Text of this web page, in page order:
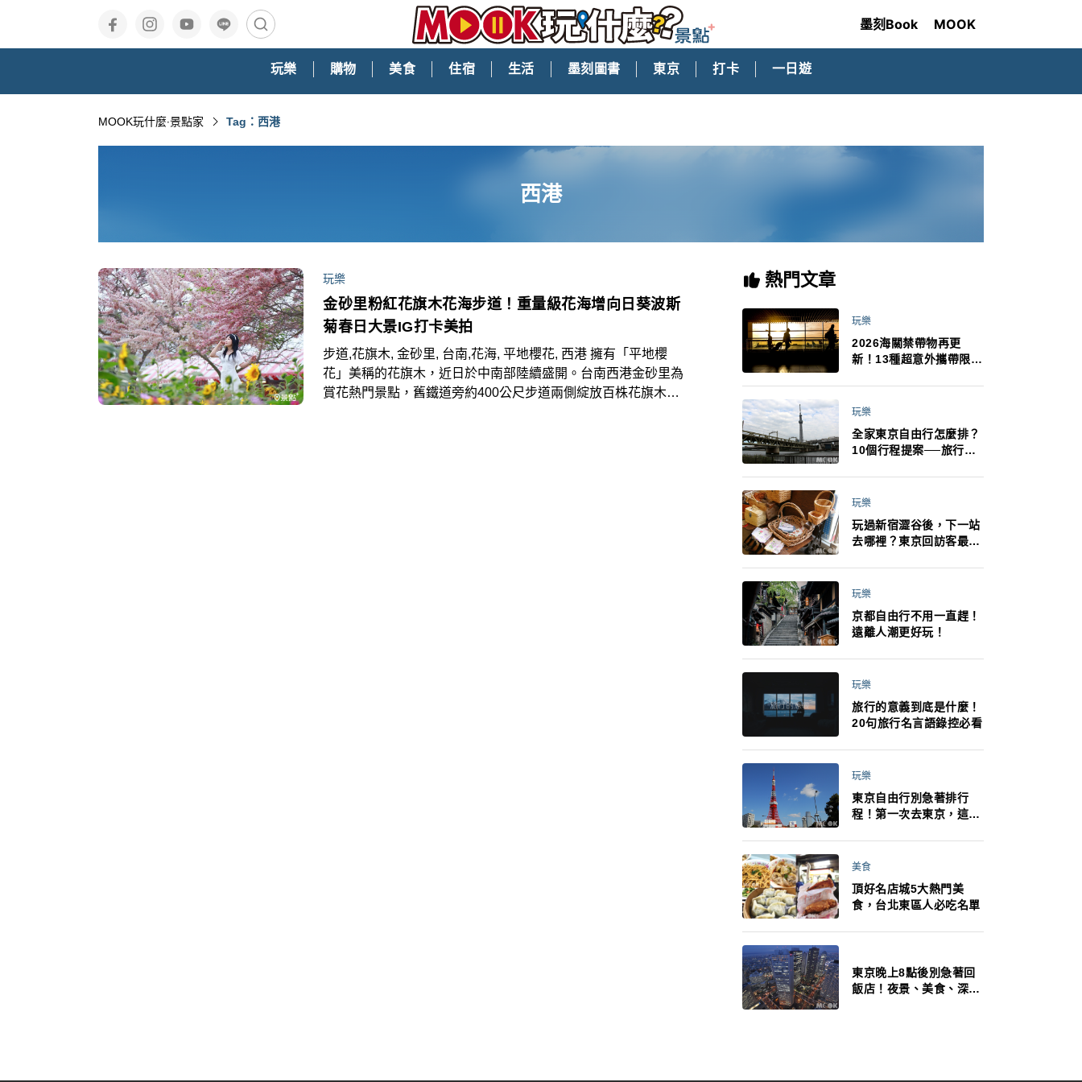
墨刻Book MOOK
玩樂 購物 美食 住宿 生活 墨刻圖書 東京 打卡 一日遊
MOOK玩什麼‧景點家 Tag：西港
西港
玩樂
金砂里粉紅花旗木花海步道！重量級花海增向日葵波斯
菊春日大景IG打卡美拍
步道,花旗木, 金砂里, 台南,花海, 平地櫻花, 西港 擁有「平地櫻
花」美稱的花旗木，近日於中南部陸續盛開。台南西港金砂里為
賞花熱門景點，舊鐵道旁約400公尺步道兩側綻放百株花旗木，
熱門文章
玩樂
2026海關禁帶物再更
新！13種超意外攜帶限
最高還罰百萬！注意事項
玩樂
全家東京自由行怎麼排？
10個行程提案──旅行不
法！
玩樂
玩過新宿澀谷後，下一站
去哪裡？東京回訪客最推
玩樂
京都自由行不用一直趕！
遠離人潮更好玩！
玩樂
旅行的意義到底是什麼！
20句旅行名言語錄控必看
玩樂
東京自由行別急著排行
程！第一次去東京，這10
美食
頂好名店城5大熱門美
食，台北東區人必吃名單
東京晚上8點後別急著回
飯店！夜景、美食、深夜